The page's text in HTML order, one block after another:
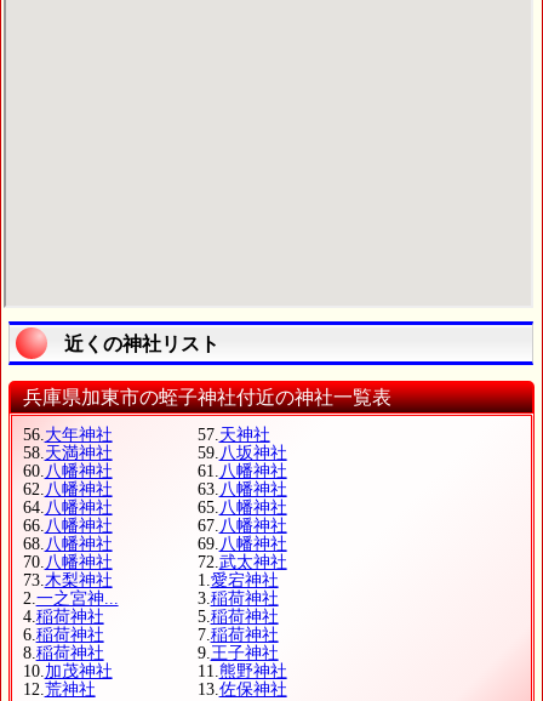
近くの神社リスト
兵庫県加東市の蛭子神社付近の神社一覧表
56.大年神社 57.天神社
58.天満神社 59.八坂神社
60.八幡神社 61.八幡神社
62.八幡神社 63.八幡神社
64.八幡神社 65.八幡神社
66.八幡神社 67.八幡神社
68.八幡神社 69.八幡神社
70.八幡神社 72.武太神社
73.木梨神社 1.愛宕神社
2.一之宮神... 3.稲荷神社
4.稲荷神社 5.稲荷神社
6.稲荷神社 7.稲荷神社
8.稲荷神社 9.王子神社
10.加茂神社 11.熊野神社
12.荒神社 13.佐保神社